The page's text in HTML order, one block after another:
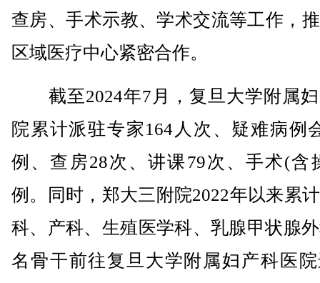
查房、手术示教、学术交流等工作，
区域医疗中心紧密合作。
截至2024年7月，复旦大学附属妇
院累计派驻专家164人次、疑难病例
例、查房28次、讲课79次、手术(含
例。同时，郑大三附院2022年以来累
科、产科、生殖医学科、乳腺甲状腺
名骨干前往复旦大学附属妇产科医